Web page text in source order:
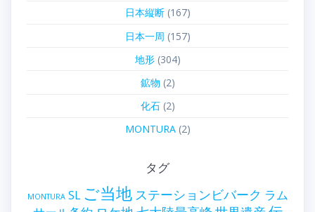
日本縦断(167)
日本一周 (157)
地形(304)
鉱物 (2)
化石(2)
MONTURA(2)
タグ
MONTURA SL ご当地 ステーションビバーク ラム